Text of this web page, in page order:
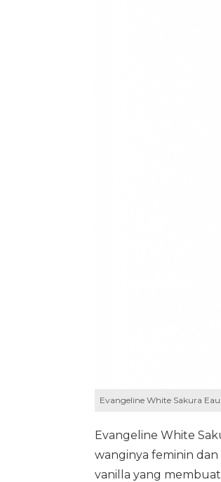
Evangeline White Sakura
Evangeline White
wanginya feminin
vanilla yang